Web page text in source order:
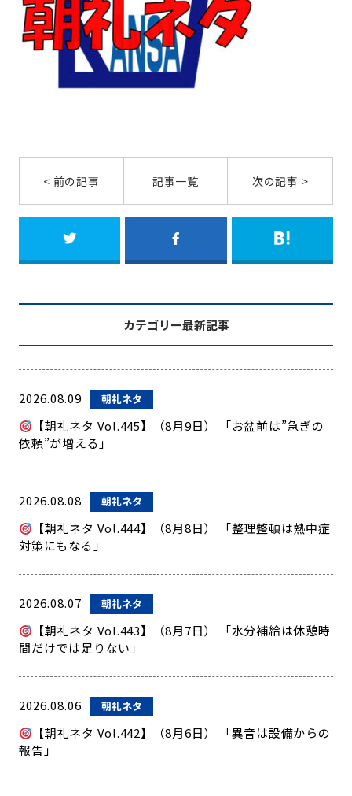
< 前の記事 記事一覧 次の記事 >
カテゴリー最新記事
2026.08.09 朝礼ネタ
【朝礼ネタ Vol.445】（8月9日） 「お盆前は”急ぎの
依頼”が増える」
2026.08.08 朝礼ネタ
【朝礼ネタ Vol.444】（8月8日） 「整理整頓は熱中症
対策にもなる」
2026.08.07 朝礼ネタ
【朝礼ネタ Vol.443】（8月7日） 「水分補給は休憩時
間だけでは足りない」
2026.08.06 朝礼ネタ
【朝礼ネタ Vol.442】（8月6日） 「異音は設備からの
報告」